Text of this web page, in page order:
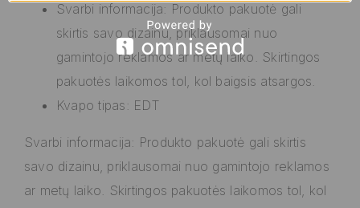
Svarbi informacija: Produkto pakuotė gali
skirtis savo dizainu, priklausomai nuo
gamintojo reklamos ar metų laiko. Skirtingos
pakuotės laikomos tol, kol baigsis atsargos.
Kvapo tipas: EDT
Svarbi informacija: Produkto pakuotė gali skirtis
savo dizainu, priklausomai nuo gamintojo reklamos
ar metų laiko. Skirtingos pakuotės laikomos tol, kol